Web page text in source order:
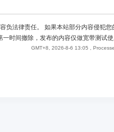
负法律责任。 如果本站部分内容侵犯
一时间撤除，发布的内容仅做宽带测试
GMT+8, 2026-8-6 13:05 ,